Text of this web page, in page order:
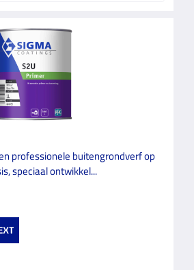
professionele buitengrondverf op
speciaal ontwikkel...